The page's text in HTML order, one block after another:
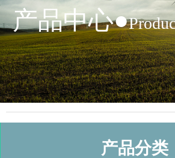
产品中心●
产品分类